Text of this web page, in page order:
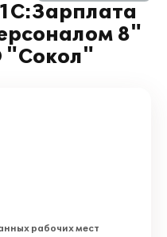
8"
"Сокол"
рабочих мест